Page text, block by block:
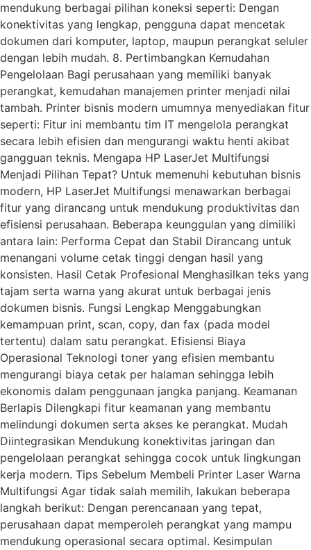
mendukung berbagai pilihan koneksi seperti: Dengan
konektivitas yang lengkap, pengguna dapat mencetak
dokumen dari komputer, laptop, maupun perangkat seluler
dengan lebih mudah. 8. Pertimbangkan Kemudahan
Pengelolaan Bagi perusahaan yang memiliki banyak
perangkat, kemudahan manajemen printer menjadi nilai
tambah. Printer bisnis modern umumnya menyediakan fitur
seperti: Fitur ini membantu tim IT mengelola perangkat
secara lebih efisien dan mengurangi waktu henti akibat
gangguan teknis. Mengapa HP LaserJet Multifungsi
Menjadi Pilihan Tepat? Untuk memenuhi kebutuhan bisnis
modern, HP LaserJet Multifungsi menawarkan berbagai
fitur yang dirancang untuk mendukung produktivitas dan
efisiensi perusahaan. Beberapa keunggulan yang dimiliki
antara lain: Performa Cepat dan Stabil Dirancang untuk
menangani volume cetak tinggi dengan hasil yang
konsisten. Hasil Cetak Profesional Menghasilkan teks yang
tajam serta warna yang akurat untuk berbagai jenis
dokumen bisnis. Fungsi Lengkap Menggabungkan
kemampuan print, scan, copy, dan fax (pada model
tertentu) dalam satu perangkat. Efisiensi Biaya
Operasional Teknologi toner yang efisien membantu
mengurangi biaya cetak per halaman sehingga lebih
ekonomis dalam penggunaan jangka panjang. Keamanan
Berlapis Dilengkapi fitur keamanan yang membantu
melindungi dokumen serta akses ke perangkat. Mudah
Diintegrasikan Mendukung konektivitas jaringan dan
pengelolaan perangkat sehingga cocok untuk lingkungan
kerja modern. Tips Sebelum Membeli Printer Laser Warna
Multifungsi Agar tidak salah memilih, lakukan beberapa
langkah berikut: Dengan perencanaan yang tepat,
perusahaan dapat memperoleh perangkat yang mampu
mendukung operasional secara optimal. Kesimpulan